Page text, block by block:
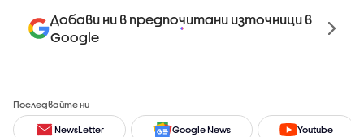
Добави ни в предпочитани източници в
Google
Последвайте ни
NewsLetter Google News Youtube